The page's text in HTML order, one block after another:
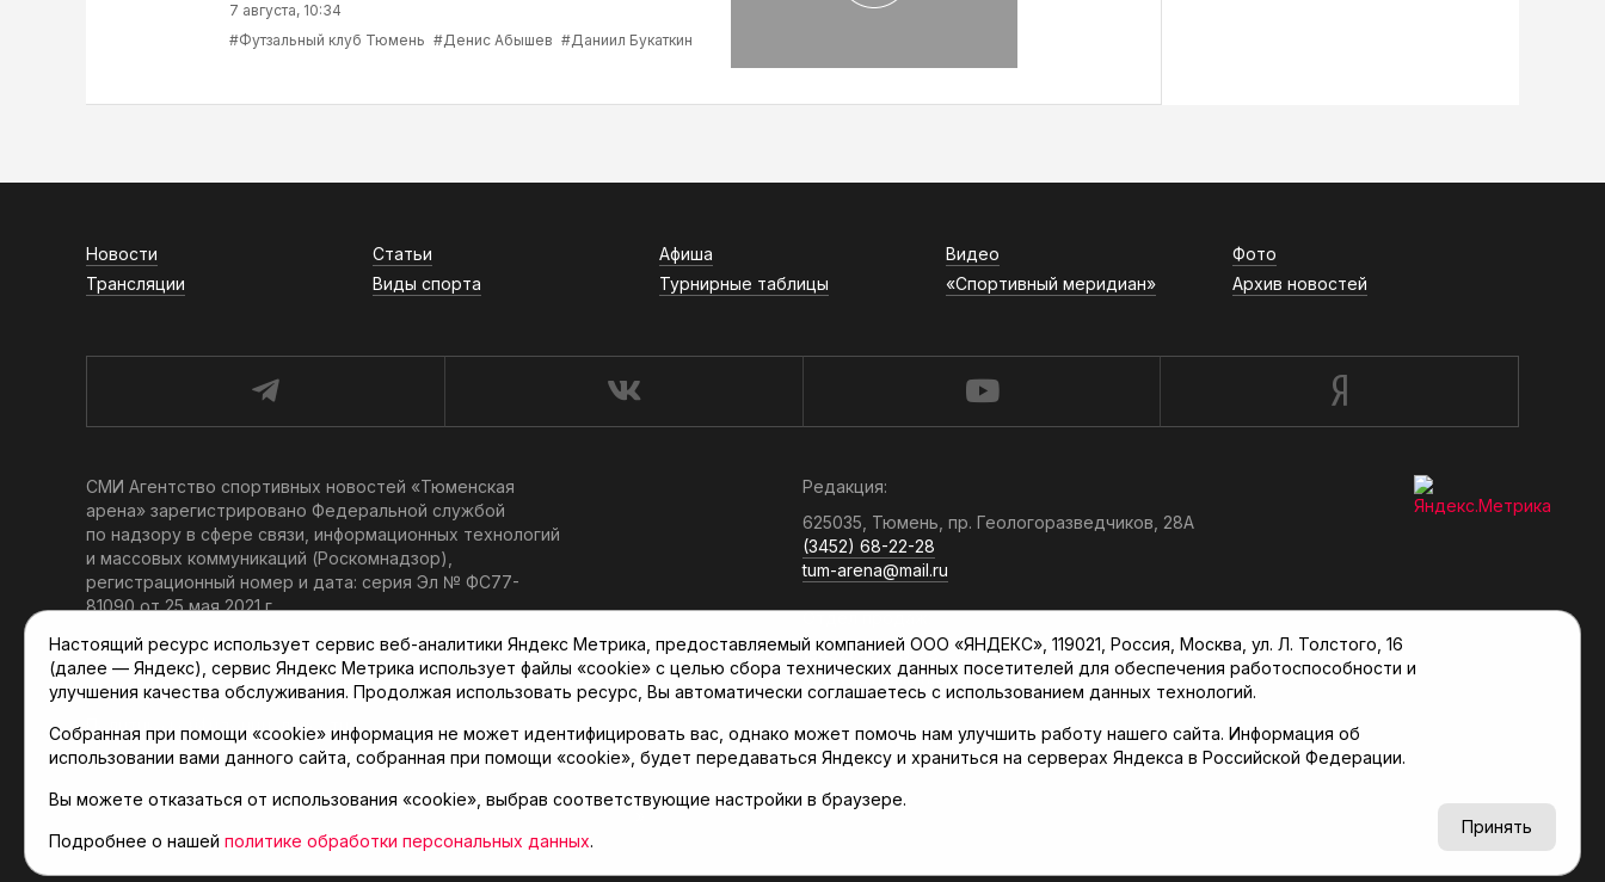
7 августа, 10:34
#Футзальный клуб Тюмень #Денис Абышев #Даниил Букаткин
Новости Статьи Афиша Видео
Фото
Трансляции
Виды спорта Турнирные таблицы «Спортивный меридиан» Архив новостей
СМИ Агентство спортивных новостей «Тюменская
арена» зарегистрировано Федеральной службой
по надзору в сфере связи, информационных технологий
и массовых коммуникаций (Роскомнадзор),
регистрационный номер и дата: серия Эл № ФС77-
81090 от 25 мая 2021 г.
Главный редактор: Мартынов В. В.
При использовании материалов ссылка обязательна.
Политика конфиденциальности
Редакция:
625035, Тюмень, пр. Геологоразведчиков, 28А
(3452) 68-22-28
tum-arena@mail.ru
Отдел продаж:
(3452) 68-89-78
kotovaev@sibinformburo.ru
© 2001-2026 Агентство спортивных новостей «Тюменская арена»
Карта сайта
6+
Настоящий ресурс использует сервис веб-аналитики Яндекс Метрика, предоставляемый компанией ООО «ЯНДЕКС», 119021, Россия, Москва, ул. Л. Толстого, 16
(далее — Яндекс), сервис Яндекс Метрика использует файлы «cookie» с целью сбора технических данных посетителей для обеспечения работоспособности и
улучшения качества обслуживания. Продолжая использовать ресурс, Вы автоматически соглашаетесь с использованием данных технологий.
Собранная при помощи «cookie» информация не может идентифицировать вас, однако может помочь нам улучшить работу нашего сайта. Информация об
использовании вами данного сайта, собранная при помощи «cookie», будет передаваться Яндексу и храниться на серверах Яндекса в Российской Федерации.
Вы можете отказаться от использования «cookie», выбрав соответствующие настройки в браузере.
Подробнее о нашей политике обработки персональных данных.
Принять